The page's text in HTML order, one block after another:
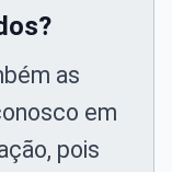
as
em
pois